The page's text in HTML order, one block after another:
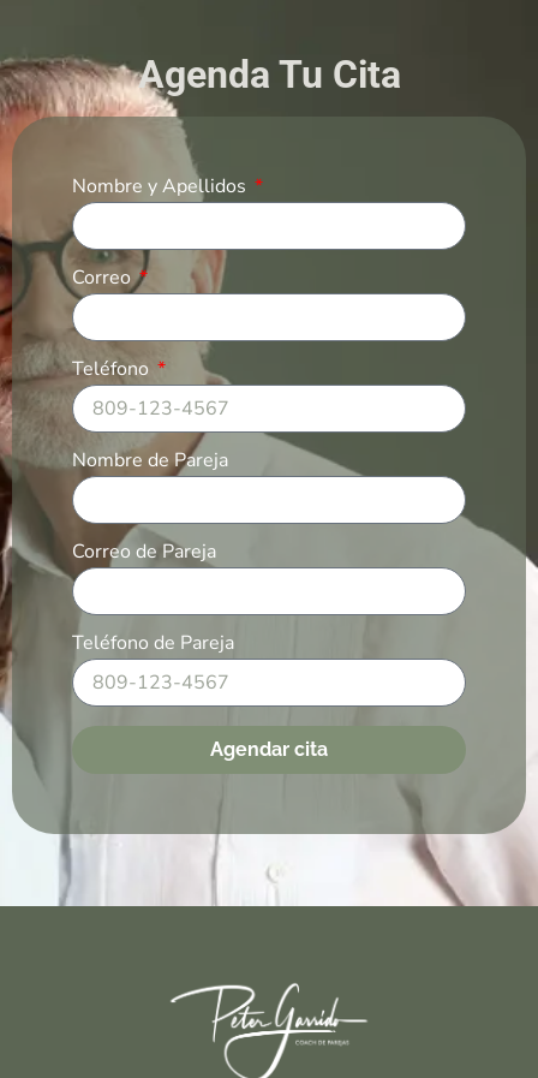
Agenda Tu Cita
Nombre y Apellidos
Correo
Teléfono
Nombre de Pareja
Correo de Pareja
Teléfono de Pareja
Agendar cita